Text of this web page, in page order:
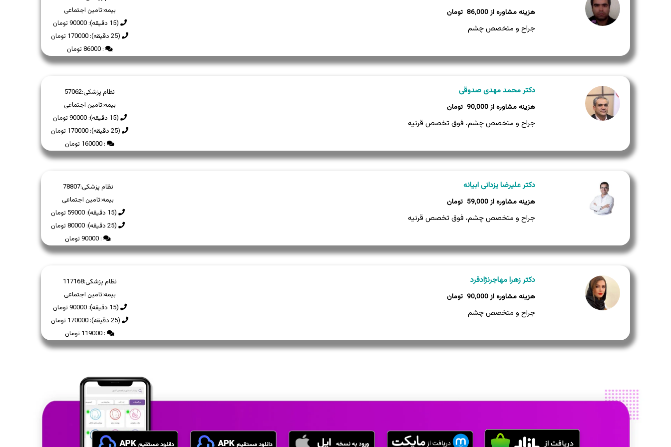
بیمه:تامین اجتماعی
(15 دقیقه): 90000 تومان
(25 دقیقه): 170000 تومان
: 86000 تومان
86,000
جراح و متخصص چشم
نظام پزشکی:57062
بیمه:تامین اجتماعی
(15 دقیقه): 90000 تومان
(25 دقیقه): 170000 تومان
: 160000 تومان
دکتر محمد مهدی صدوقی
90,000
جراح و متخصص چشم، فوق تخصص قرنیه
نظام پزشکی:78807
بیمه:تامین اجتماعی
(15 دقیقه): 59000 تومان
(25 دقیقه): 80000 تومان
: 90000 تومان
دکتر علیرضا یزدانی ابیانه
59,000
جراح و متخصص چشم، فوق تخصص قرنیه
نظام پزشکی:117168
بیمه:تامین اجتماعی
(15 دقیقه): 90000 تومان
(25 دقیقه): 170000 تومان
: 119000 تومان
دکتر زهرا مهاجرنژادفرد
90,000
جراح و متخصص چشم